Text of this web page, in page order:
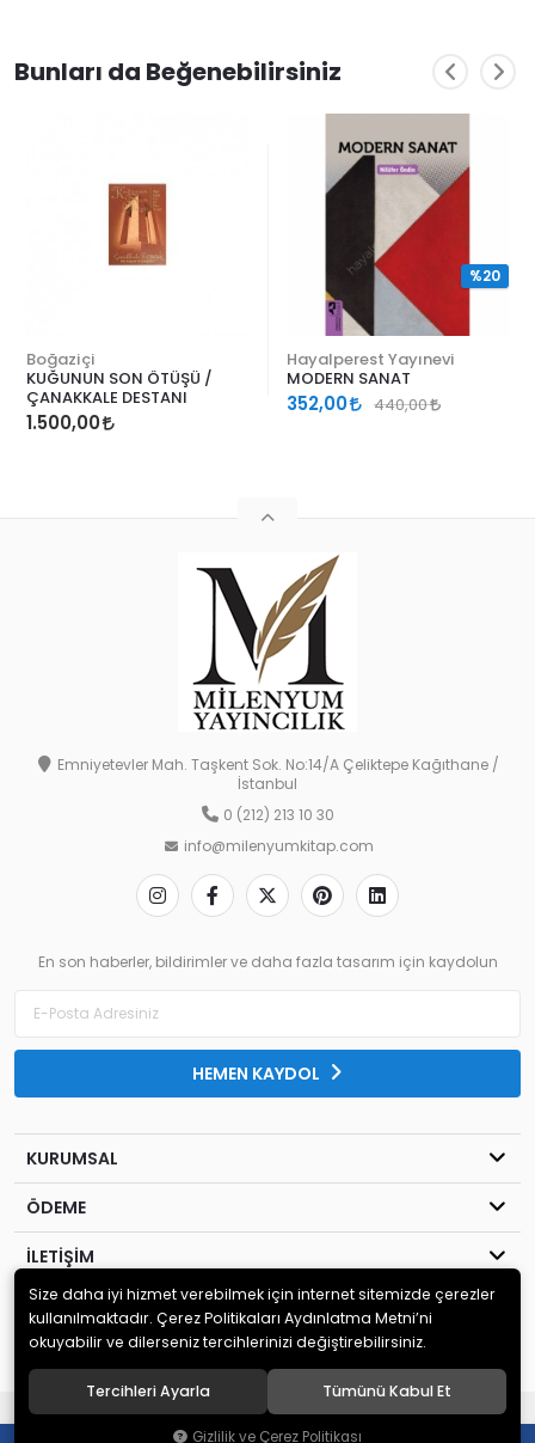
Bunları da Beğenebilirsiniz
Boğaziçi
KUĞUNUN SON ÖTÜŞÜ /
ÇANAKKALE DESTANI
1.500,00
Hayalperest Yayınevi
MODERN SANAT
352,00 440,00
%20
Emniyetevler Mah. Taşkent Sok. No:14/A Çeliktepe Kağıthane /
İstanbul
0 (212) 213 10 30
info@milenyumkitap.com
En son haberler, bildirimler ve daha fazla tasarım için kaydolun
HEMEN KAYDOL
KURUMSAL
ÖDEME
İLETİŞİM
© 2020MİLENYUM YAYINCILIK. Tüm hakları saklıdır.
Yeni Nesil E-Ticaret Sistemleri ile Hazırlanmıştır.
Size daha iyi hizmet verebilmek için internet sitemizde çerezler
kullanılmaktadır. Çerez Politikaları Aydınlatma Metni’ni
okuyabilir ve dilerseniz tercihlerinizi değiştirebilirsiniz.
Tercihleri Ayarla Tümünü Kabul Et
Gizlilik ve Çerez Politikası